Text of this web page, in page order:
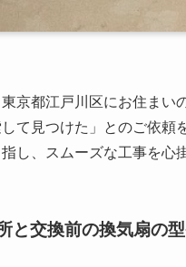
京都江戸川区にお住まい
して見つけた」とのご依
し、スムーズな工事を心
と交換前の換気扇の